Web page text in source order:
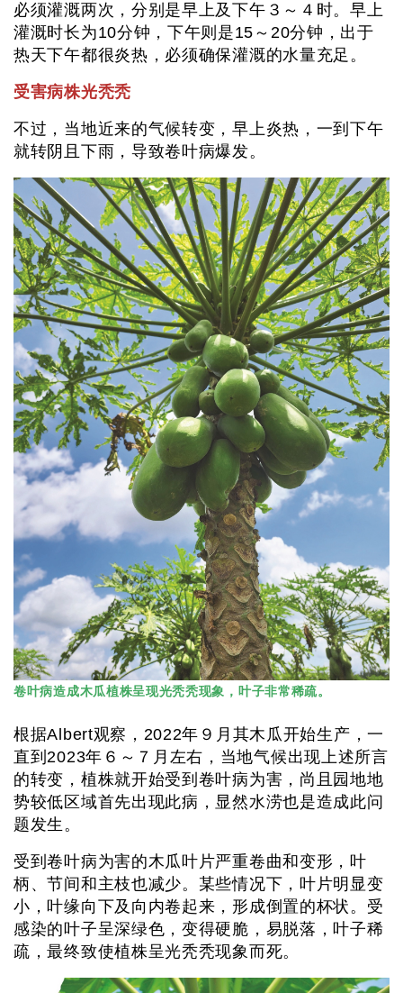
必须灌溉两次，分别是早上及下午３～４时。早上
灌溉时长为10分钟，下午则是15～20分钟，出于
热天下午都很炎热，必须确保灌溉的水量充足。
受害病株光秃秃
不过，当地近来的气候转变，早上炎热，一到下午
就转阴且下雨，导致卷叶病爆发。
卷叶病造成木瓜植株呈现光秃秃现象，叶子非常稀疏。
根据Albert观察，2022年９月其木瓜开始生产，一
直到2023年６～７月左右，当地气候出现上述所言
的转变，植株就开始受到卷叶病为害，尚且园地地
势较低区域首先出现此病，显然水涝也是造成此问
题发生。
受到卷叶病为害的木瓜叶片严重卷曲和变形，叶
柄、节间和主枝也减少。某些情况下，叶片明显变
小，叶缘向下及向内卷起来，形成倒置的杯状。受
感染的叶子呈深绿色，变得硬脆，易脱落，叶子稀
疏，最终致使植株呈光秃秃现象而死。